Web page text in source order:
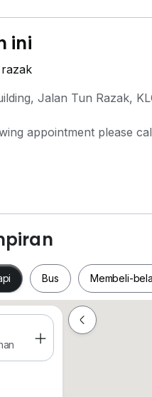
ini
Jalan Tun Razak,
appointment please
to be accorded the
& 3 level elevated with
mezzanine & level 5; 15
to TRX, 15mins to KL
& KLCC MRT station
Bus Membeli-